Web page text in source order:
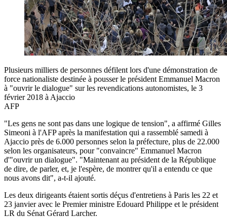
Plusieurs milliers de personnes défilent lors d'une démonstration de
force nationaliste destinée à pousser le président Emmanuel Macron
à "ouvrir le dialogue" sur les revendications autonomistes, le 3
février 2018 à Ajaccio
AFP
"Les gens ne sont pas dans une logique de tension", a affirmé Gilles
Simeoni à l'AFP après la manifestation qui a rassemblé samedi à
Ajaccio près de 6.000 personnes selon la préfecture, plus de 22.000
selon les organisateurs, pour "convaincre" Emmanuel Macron
d'"ouvrir un dialogue". "Maintenant au président de la République
de dire, de parler, et, je l'espère, de montrer qu'il a entendu ce que
nous avons dit", a-t-il ajouté.
Les deux dirigeants étaient sortis déçus d'entretiens à Paris les 22 et
23 janvier avec le Premier ministre Edouard Philippe et le président
LR du Sénat Gérard Larcher.